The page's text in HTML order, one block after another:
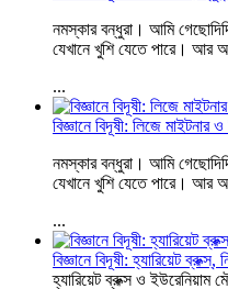
নমস্কার বন্ধুরা। আমি
যেখানে খুশি যেতে পারে। আর
...
বিজ্ঞানে বিদূষী: লিজে মাইটনার
নমস্কার বন্ধুরা। আমি
যেখানে খুশি যেতে পারে। আর
...
বিজ্ঞানে বিদূষী: হ্যারিয়েট ব্রুক্স্‌,
হ্যারিয়েট ব্রুক্স ও ইউরেনিয়াম